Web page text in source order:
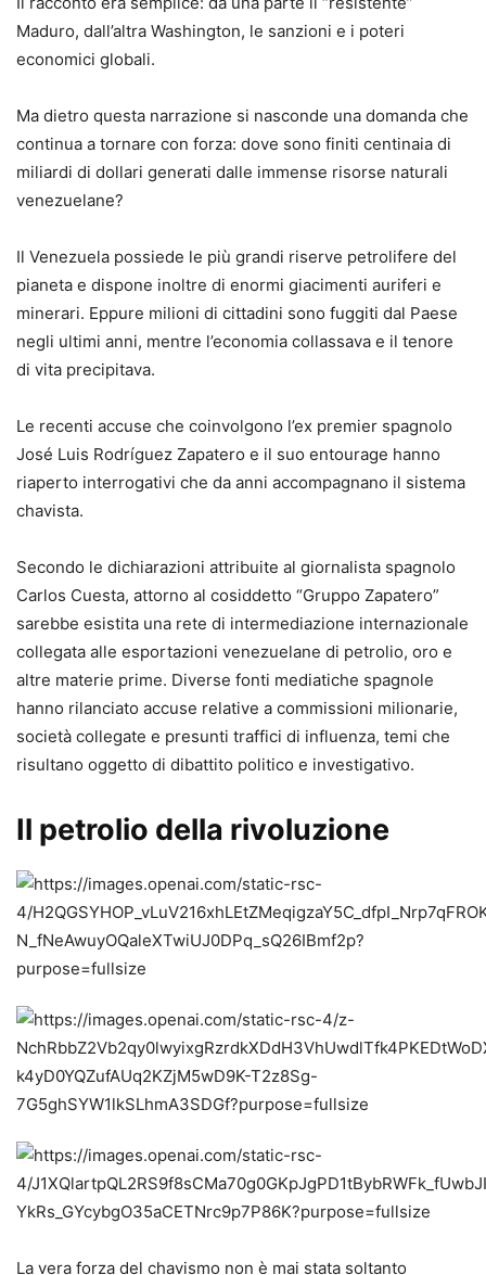
Maduro, dall’altra Washington, le sanzioni e i poteri
economici globali.
Ma dietro questa narrazione si nasconde una domanda che
continua a tornare con forza: dove sono finiti centinaia di
miliardi di dollari generati dalle immense risorse naturali
venezuelane?
Il Venezuela possiede le più grandi riserve petrolifere del
pianeta e dispone inoltre di enormi giacimenti auriferi e
minerari. Eppure milioni di cittadini sono fuggiti dal Paese
negli ultimi anni, mentre l’economia collassava e il tenore
di vita precipitava.
Le recenti accuse che coinvolgono l’ex premier spagnolo
José Luis Rodríguez Zapatero e il suo entourage hanno
riaperto interrogativi che da anni accompagnano il sistema
chavista.
Secondo le dichiarazioni attribuite al giornalista spagnolo
Carlos Cuesta, attorno al cosiddetto “Gruppo Zapatero”
sarebbe esistita una rete di intermediazione internazionale
collegata alle esportazioni venezuelane di petrolio, oro e
altre materie prime. Diverse fonti mediatiche spagnole
hanno rilanciato accuse relative a commissioni milionarie,
società collegate e presunti traffici di influenza, temi che
risultano oggetto di dibattito politico e investigativo.
Il petrolio della rivoluzione
La vera forza del chavismo non è mai stata soltanto